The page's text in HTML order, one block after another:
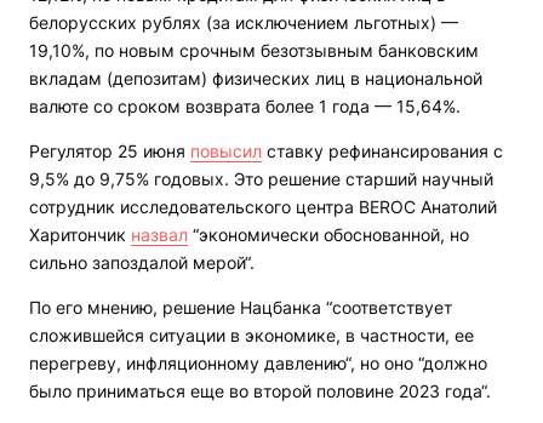
белорусских рублях (за исключением льготных) —
19,10%, по новым срочным безотзывным банковским
вкладам (депозитам) физических лиц в национальной
валюте со сроком возврата более 1 года — 15,64%.
Регулятор 25 июня повысил ставку рефинансирования с
9,5% до 9,75% годовых. Это решение старший научный
сотрудник исследовательского центра BEROC Анатолий
Харитончик назвал “экономически обоснованной, но
сильно запоздалой мерой“.
По его мнению, решение Нацбанка “соответствует
сложившейся ситуации в экономике, в частности, ее
перегреву, инфляционному давлению“, но оно “должно
было приниматься еще во второй половине 2023 года“.